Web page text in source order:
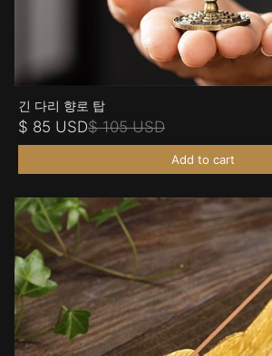
긴 다리 향로 탑
$ 85 USD$ 105 USD
Add to cart